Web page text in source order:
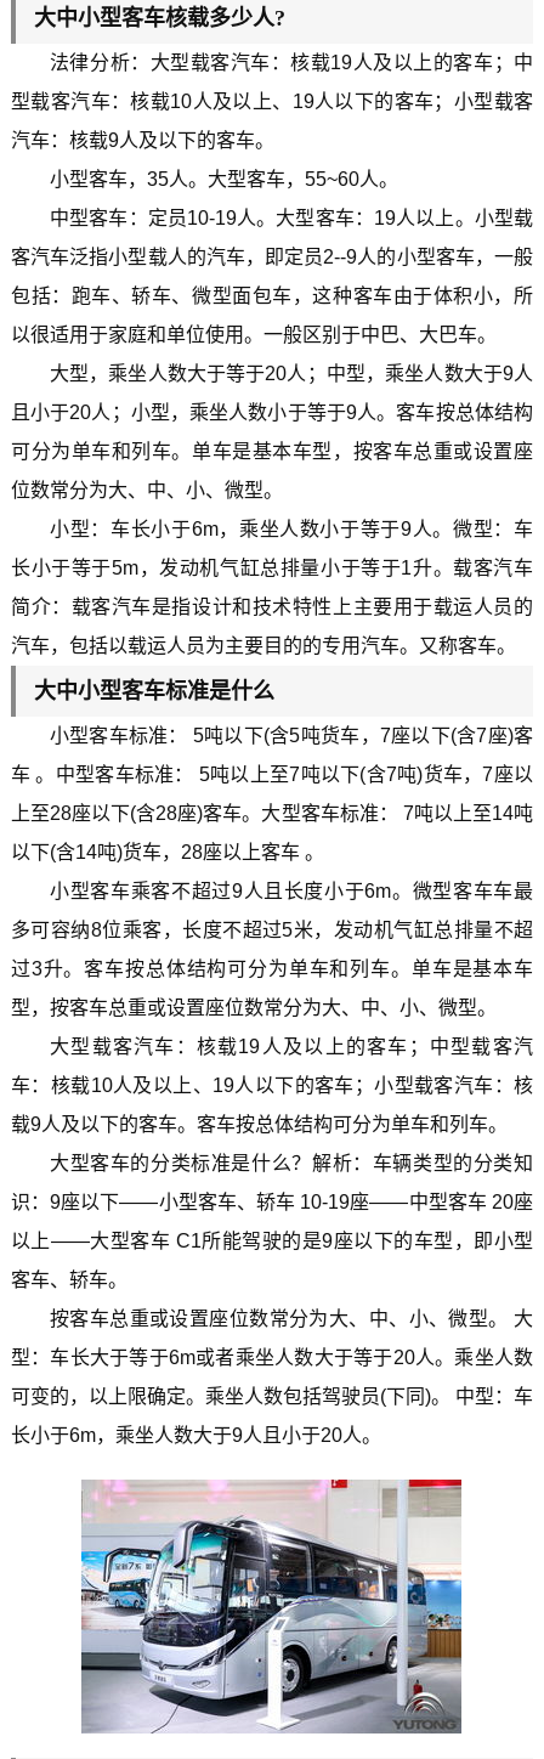
大中小型客车核载多少人?
法律分析：大型载客汽车：核载19人及以上的客车；中
型载客汽车：核载10人及以上、19人以下的客车；小型载客
汽车：核载9人及以下的客车。
小型客车，35人。大型客车，55~60人。
中型客车：定员10-19人。大型客车：19人以上。小型载
客汽车泛指小型载人的汽车，即定员2--9人的小型客车，一般
包括：跑车、轿车、微型面包车，这种客车由于体积小，所
以很适用于家庭和单位使用。一般区别于中巴、大巴车。
大型，乘坐人数大于等于20人；中型，乘坐人数大于9人
且小于20人；小型，乘坐人数小于等于9人。客车按总体结构
可分为单车和列车。单车是基本车型，按客车总重或设置座
位数常分为大、中、小、微型。
小型：车长小于6m，乘坐人数小于等于9人。微型：车
长小于等于5m，发动机气缸总排量小于等于1升。载客汽车
简介：载客汽车是指设计和技术特性上主要用于载运人员的
汽车，包括以载运人员为主要目的的专用汽车。又称客车。
大中小型客车标准是什么
小型客车标准： 5吨以下(含5吨货车，7座以下(含7座)客
车 。中型客车标准： 5吨以上至7吨以下(含7吨)货车，7座以
上至28座以下(含28座)客车。大型客车标准： 7吨以上至14吨
以下(含14吨)货车，28座以上客车 。
小型客车乘客不超过9人且长度小于6m。微型客车车最
多可容纳8位乘客，长度不超过5米，发动机气缸总排量不超
过3升。客车按总体结构可分为单车和列车。单车是基本车
型，按客车总重或设置座位数常分为大、中、小、微型。
大型载客汽车：核载19人及以上的客车；中型载客汽
车：核载10人及以上、19人以下的客车；小型载客汽车：核
载9人及以下的客车。客车按总体结构可分为单车和列车。
大型客车的分类标准是什么？解析：车辆类型的分类知
识：9座以下——小型客车、轿车 10-19座——中型客车 20座
以上——大型客车 C1所能驾驶的是9座以下的车型，即小型
客车、轿车。
按客车总重或设置座位数常分为大、中、小、微型。 大
型：车长大于等于6m或者乘坐人数大于等于20人。乘坐人数
可变的，以上限确定。乘坐人数包括驾驶员(下同)。 中型：车
长小于6m，乘坐人数大于9人且小于20人。